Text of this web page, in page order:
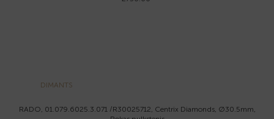
DIMANTS
RADO, 01.079.6025.3.071 /R30025712, Centrix Diamonds, Ø30.5mm,